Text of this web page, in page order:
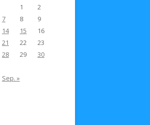
1
2
7 8
9
14 15
16
21 22
23
28 29
30
Sep. »